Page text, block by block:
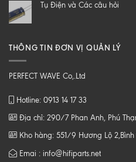
Z
Tụ Điện và Các câu hỏi
THÔNG TIN ĐƠN VỊ QUẢN LÝ
PERFECT WAVE Co,.Ltd
Hotline: 0913 14 17 33
Địa chỉ: 290/7 Phan Anh, Phú
Kho hàng: 551/9 Hương Lộ 2,Bình
Emai : info@hifiparts.net